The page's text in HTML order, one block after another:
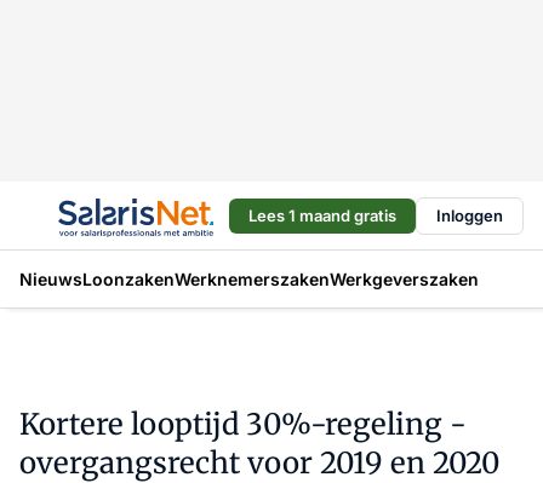
Lees 1 maand gratis Inloggen
NieuwsLoonzakenWerknemerszakenWerkgeverszaken
Kortere looptijd 30%-regeling -
overgangsrecht voor 2019 en 2020